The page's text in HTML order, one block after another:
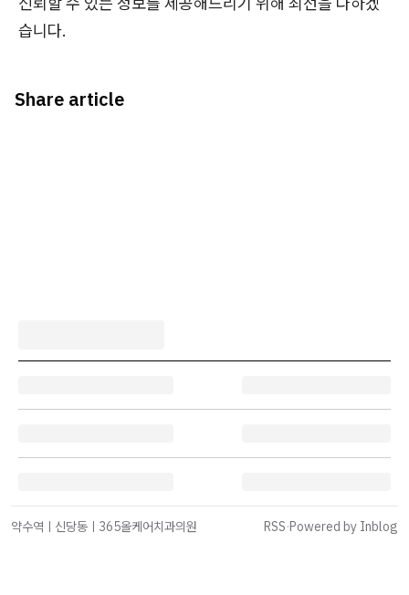
습니다.
Share article
약수역ㅣ신당동ㅣ365올케어치과의원 RSS·Powered by Inblog